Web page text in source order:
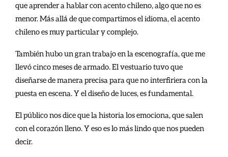
que aprender a hablar con acento chileno, algo que no es
menor. Más allá de que compartimos el idioma, el acento
chileno es muy particular y complejo.
También hubo un gran trabajo en la escenografía, que me
llevó cinco meses de armado. El vestuario tuvo que
diseñarse de manera precisa para que no interfiriera con la
puesta en escena. Y el diseño de luces, es fundamental.
El público nos dice que la historia los emociona, que salen
con el corazón lleno. Y eso es lo más lindo que nos pueden
decir.